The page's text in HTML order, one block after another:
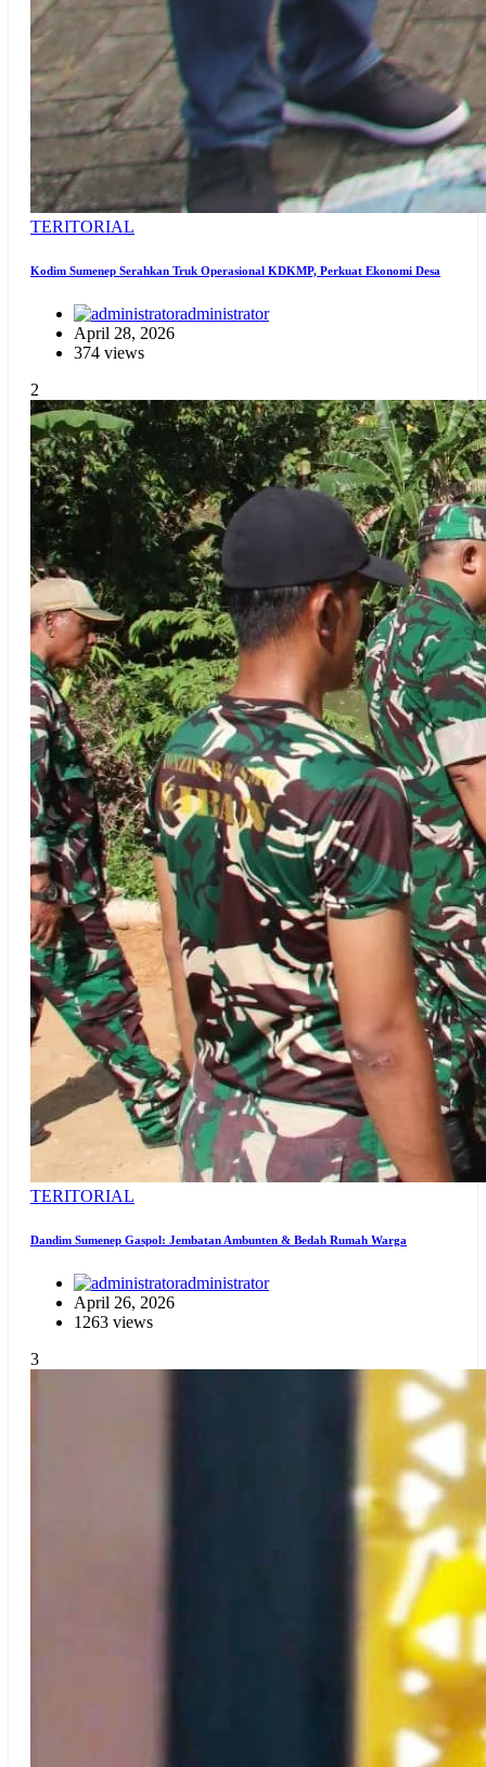
TERITORIAL
Kodim Sumenep Serahkan Truk Operasional KDKMP, Perkuat Ekonomi Desa
administrator
April 28, 2026
374 views
2
TERITORIAL
Dandim Sumenep Gaspol: Jembatan Ambunten & Bedah Rumah Warga
administrator
April 26, 2026
1263 views
3